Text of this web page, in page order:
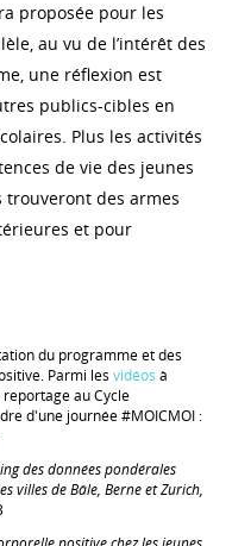
proposée pour les
au vu de l’intérêt des
une réflexion est
publics-cibles en
Plus les activités
de vie des jeunes
des armes
et pour
du programme et des
Parmi les vidéos à
au Cycle
d'une journée #MOICMOI :
des données pondérales
villes de Bâle, Berne et Zurich,